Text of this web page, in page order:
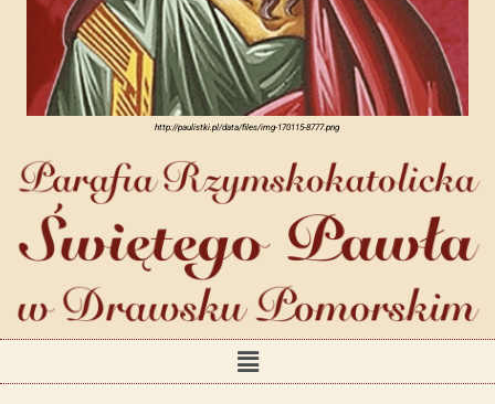
http://paulistki.pl/data/files/img-170115-8777.png